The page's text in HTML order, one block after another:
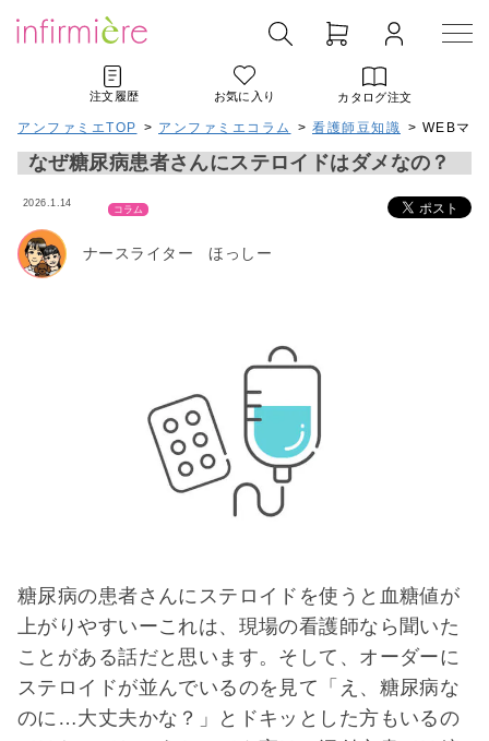
注文履歴 お気に入り カタログ注文
アンファミエTOP > アンファミエコラム > 看護師豆知識 > WEBマガ
なぜ糖尿病患者さんにステロイドはダメなの？
2026.1.14
コラム
ナースライター ほっしー
糖尿病の患者さんにステロイドを使うと血糖値が
上がりやすいーこれは、現場の看護師なら聞いた
ことがある話だと思います。そして、オーダーに
ステロイドが並んでいるのを見て「え、糖尿病な
のに…大丈夫かな？」とドキッとした方もいるの